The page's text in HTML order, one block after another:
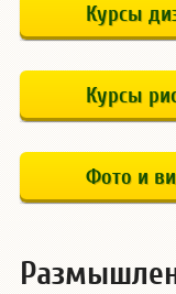
Курсы
Курсы
Фото и